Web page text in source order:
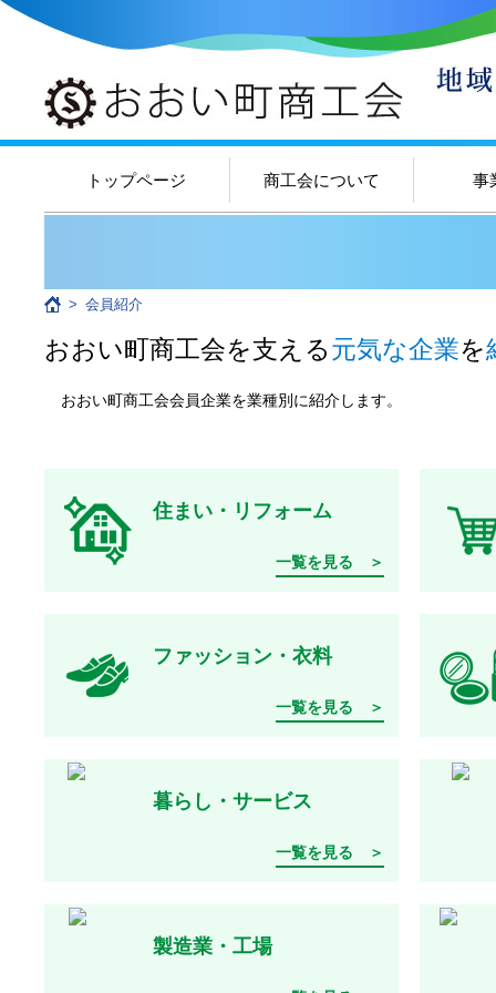
トップページ 商工会について 事
> 会員紹介
おおい町商工会を支える元気な企業を
おおい町商工会会員企業を業種別に紹介します。
住まい・リフォーム
一覧を見る ＞
ファッション・衣料
一覧を見る ＞
暮らし・サービス
一覧を見る ＞
製造業・工場